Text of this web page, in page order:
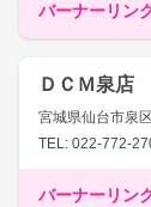
バーナーリン
ＤＣＭ泉店
宮城県仙台市泉
TEL: 022-772-
バーナーリン